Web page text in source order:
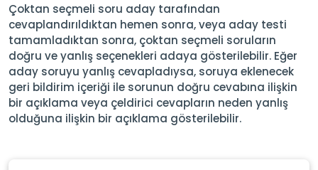
Çoktan seçmeli soru aday tarafından
cevaplandırıldıktan hemen sonra, veya aday testi
tamamladıktan sonra, çoktan seçmeli soruların
doğru ve yanlış seçenekleri adaya gösterilebilir. Eğer
aday soruyu yanlış cevapladıysa, soruya eklenecek
geri bildirim içeriği ile sorunun doğru cevabına ilişkin
bir açıklama veya çeldirici cevapların neden yanlış
olduğuna ilişkin bir açıklama gösterilebilir.